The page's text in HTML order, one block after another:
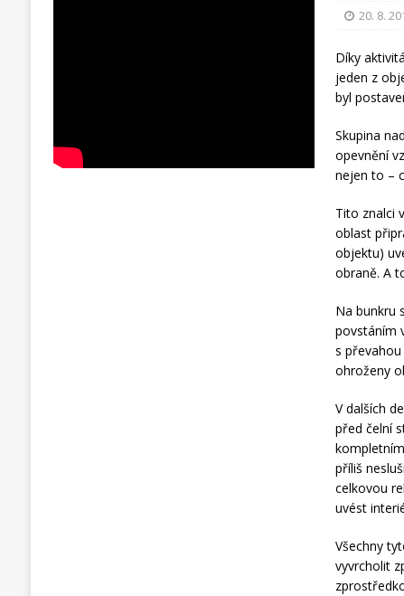
20. 8.
Díky
jeden z
byl
Skupina
opevnění
nejen to –
Tito znalci
oblast
objektu)
obraně. A
Na bunkru
povstáním
s
ohroženy
V dalších
před čelní
příliš
celkovou
uvést
Všechny
vyvrcholit